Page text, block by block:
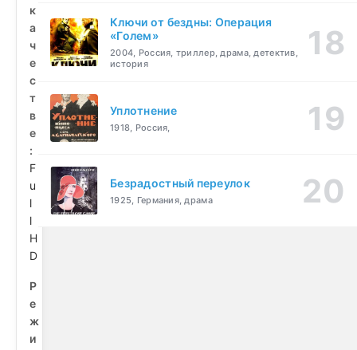
к
а
ч
е
с
т
в
е
:
F
u
l
l
H
D
Р
е
ж
и
Ключи от бездны: Операция
«Голем»
2004, Россия, триллер, драма, детектив,
история
Уплотнение
1918, Россия,
Безрадостный переулок
1925, Германия, драма